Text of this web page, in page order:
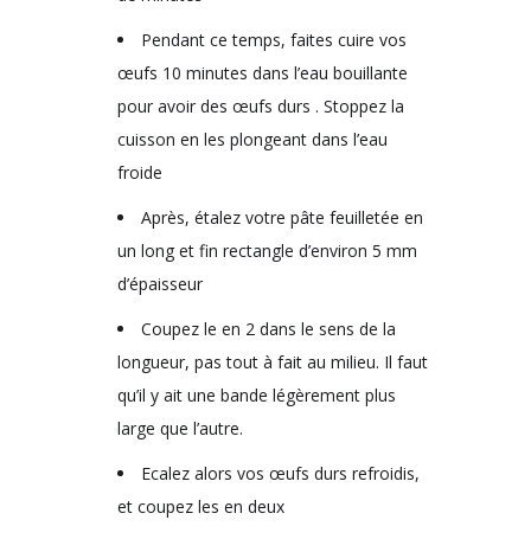
Pendant ce temps, faites cuire vos
œufs 10 minutes dans l’eau bouillante
pour avoir des œufs durs . Stoppez la
cuisson en les plongeant dans l’eau
froide
Après, étalez votre pâte feuilletée en
un long et fin rectangle d’environ 5 mm
d’épaisseur
Coupez le en 2 dans le sens de la
longueur, pas tout à fait au milieu. Il faut
qu’il y ait une bande légèrement plus
large que l’autre.
Ecalez alors vos œufs durs refroidis,
et coupez les en deux